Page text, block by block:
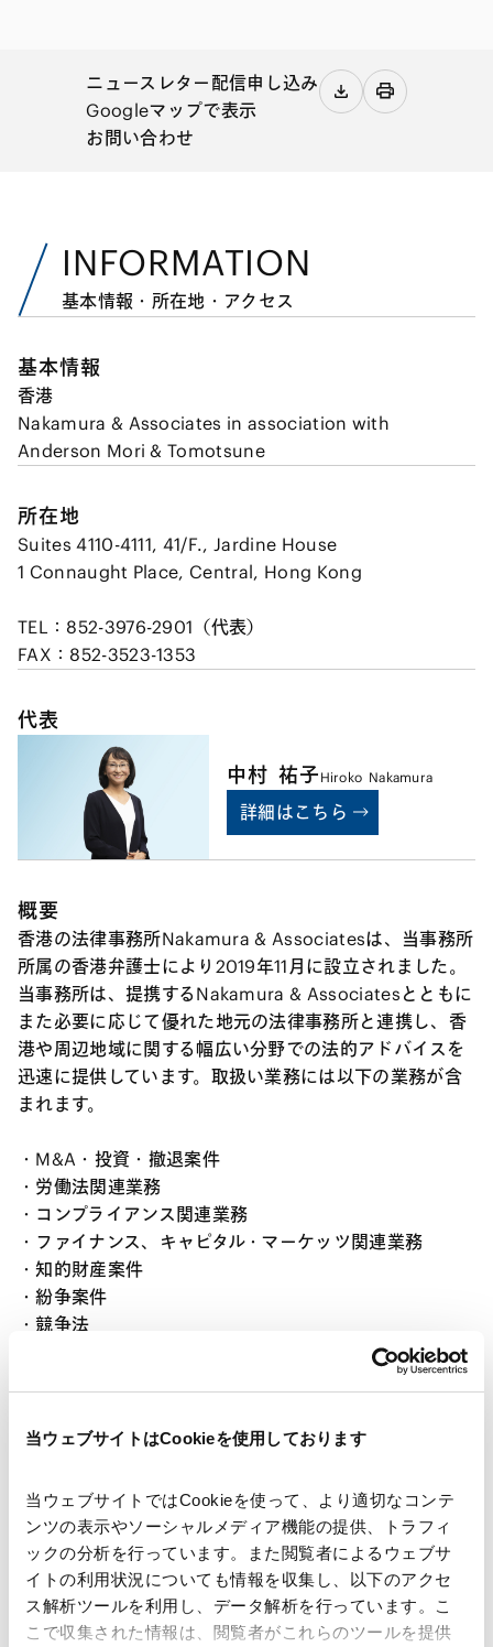
当ウェブサイトはCookieを使用しております
当ウェブサイトではCookieを使って、より適切なコンテ
ンツの表示やソーシャルメディア機能の提供、トラフィ
ックの分析を行っています。また閲覧者によるウェブサ
イトの利用状況についても情報を収集し、以下のアクセ
ス解析ツールを利用し、データ解析を行っています。こ
こで収集された情報は、閲覧者がこれらのツールを提供
ニュースレター配信申し込み
Googleマップで表示
お問い合わせ
INFORMATION
基本情報・所在地・アクセス
基本情報
香港
Nakamura & Associates in association with
Anderson Mori & Tomotsune
所在地
Suites 4110-4111, 41/F., Jardine House
1 Connaught Place, Central, Hong Kong
TEL：852-3976-2901（代表）
FAX：852-3523-1353
代表
中村 祐子 Hiroko Nakamura
詳細はこちら
概要
香港の法律事務所Nakamura & Associatesは、当事務所
所属の香港弁護士により2019年11月に設立されました。
当事務所は、提携するNakamura & Associatesとともに
また必要に応じて優れた地元の法律事務所と連携し、香
港や周辺地域に関する幅広い分野での法的アドバイスを
迅速に提供しています。取扱い業務には以下の業務が含
まれます。
・M&A・投資・撤退案件
・労働法関連業務
・コンプライアンス関連業務
・ファイナンス、キャピタル・マーケッツ関連業務
・知的財産案件
・紛争案件
・競争法
案件についての香港での窓口的役割も担っております。
アクセス